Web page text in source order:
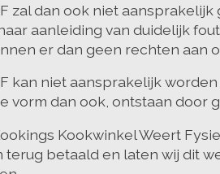
zal dan ook niet
aanleiding van duidelijk
er dan geen rechten aan
kan niet aansprakelijk
vorm dan ook, ontstaan door
Kookwinkel Weert
terug betaald en laten wij dit